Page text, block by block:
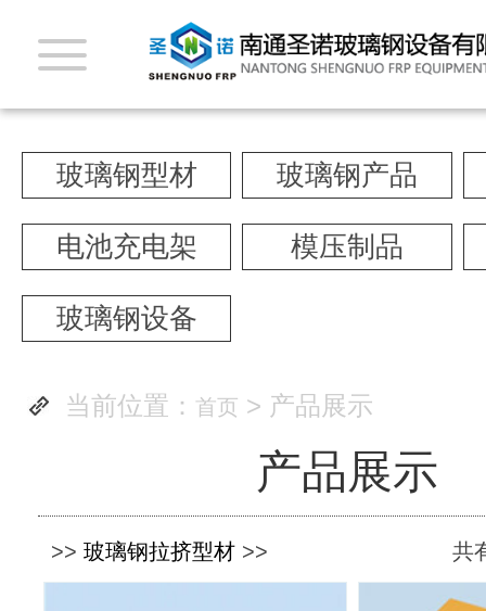
玻璃钢型材 玻璃钢产品
电池充电架 模压制品
玻璃钢设备
当前位置： 首页 > 产品展示
产品展示
>> 玻璃钢拉挤型材 >> 共